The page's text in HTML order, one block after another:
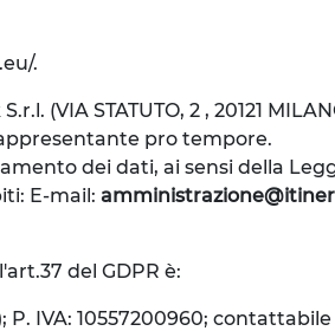
.
STATUTO, 2 , 20121
pro tempore.
dei dati, ai sensi della
E-mail:
del GDPR è:
P. IVA: 10557200960;